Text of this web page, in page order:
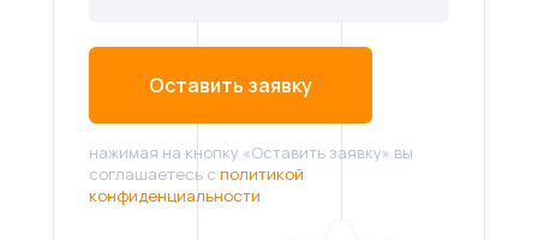
Оставить заявку
нажимая на кнопку «Оставить заявку» вы
соглашаетесь с политикой
конфиденциальности